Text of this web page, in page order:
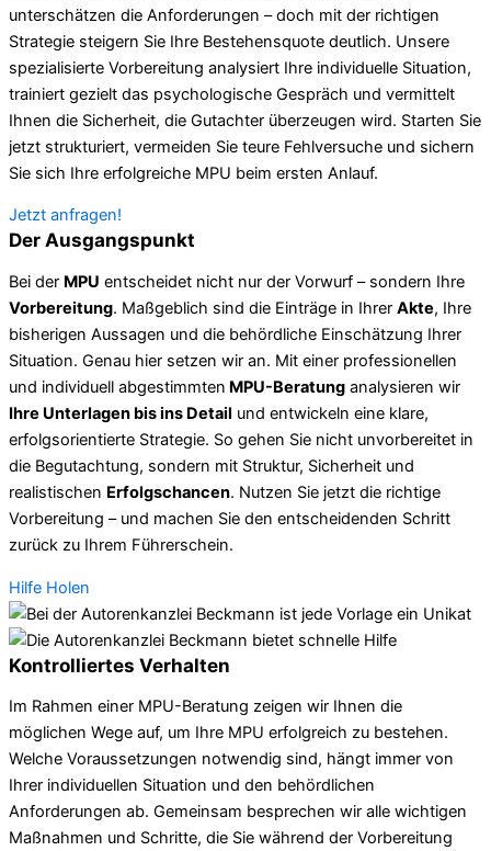
unterschätzen die Anforderungen – doch mit der richtigen
Strategie steigern Sie Ihre Bestehensquote deutlich. Unsere
spezialisierte Vorbereitung analysiert Ihre individuelle Situation,
trainiert gezielt das psychologische Gespräch und vermittelt
Ihnen die Sicherheit, die Gutachter überzeugen wird. Starten Sie
jetzt strukturiert, vermeiden Sie teure Fehlversuche und sichern
Sie sich Ihre erfolgreiche MPU beim ersten Anlauf.
Jetzt anfragen!
Der Ausgangspunkt
Bei der MPU entscheidet nicht nur der Vorwurf – sondern Ihre
Vorbereitung. Maßgeblich sind die Einträge in Ihrer Akte, Ihre
bisherigen Aussagen und die behördliche Einschätzung Ihrer
Situation. Genau hier setzen wir an. Mit einer professionellen
und individuell abgestimmten MPU-Beratung analysieren wir
Ihre Unterlagen bis ins Detail und entwickeln eine klare,
erfolgsorientierte Strategie. So gehen Sie nicht unvorbereitet in
die Begutachtung, sondern mit Struktur, Sicherheit und
realistischen Erfolgschancen. Nutzen Sie jetzt die richtige
Vorbereitung – und machen Sie den entscheidenden Schritt
zurück zu Ihrem Führerschein.
Hilfe Holen
Kontrolliertes Verhalten
Im Rahmen einer MPU-Beratung zeigen wir Ihnen die
möglichen Wege auf, um Ihre MPU erfolgreich zu bestehen.
Welche Voraussetzungen notwendig sind, hängt immer von
Ihrer individuellen Situation und den behördlichen
Anforderungen ab. Gemeinsam besprechen wir alle wichtigen
Maßnahmen und Schritte, die Sie während der Vorbereitung